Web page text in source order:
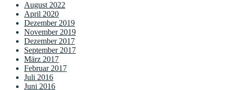
August 2022
April 2020
Dezember 2019
November 2019
Dezember 2017
September 2017
März 2017
Februar 2017
Juli 2016
Juni 2016